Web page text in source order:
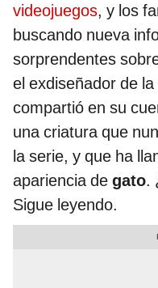
videojuegos, y los
buscando nueva
sorprendentes
el exdiseñador de
compartió en su
una criatura que
la serie, y que ha
apariencia de gato.
Sigue leyendo.